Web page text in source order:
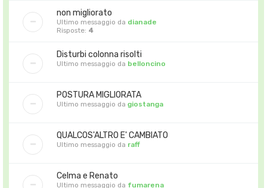
non migliorato
Ultimo messaggio da dianade
Risposte: 4
Disturbi colonna risolti
Ultimo messaggio da belloncino
POSTURA MIGLIORATA
Ultimo messaggio da giostanga
QUALCOS'ALTRO E' CAMBIATO
Ultimo messaggio da raff
Celma e Renato
Ultimo messaggio da fumarena